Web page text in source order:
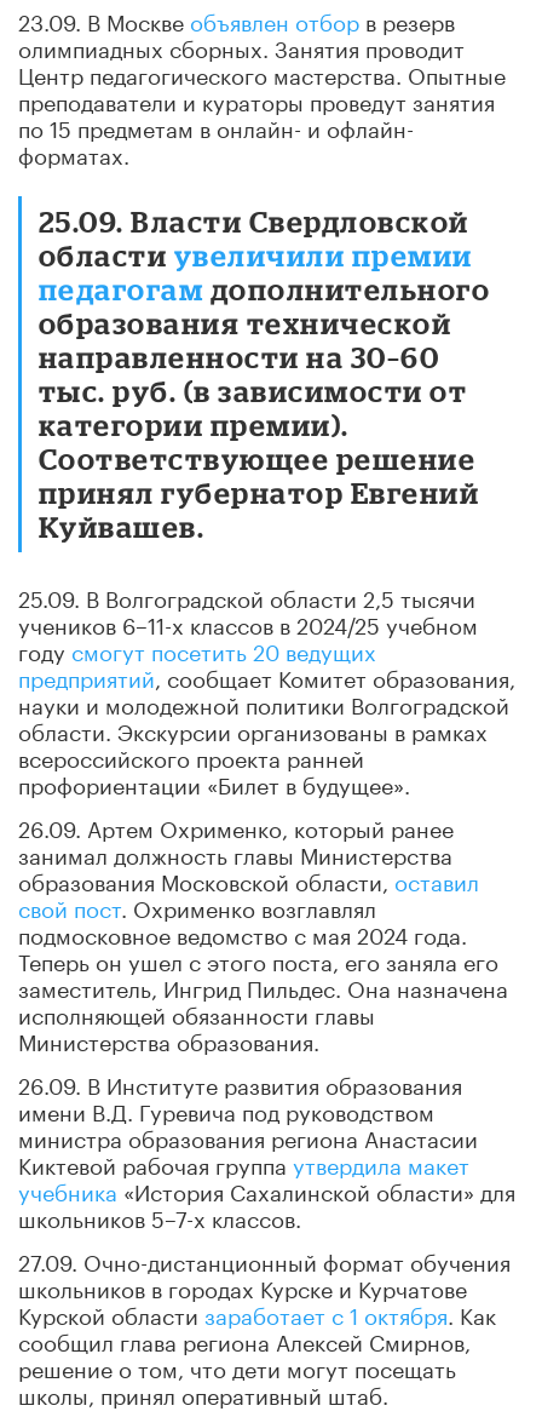
23.09. В Москве объявлен отбор в резерв
олимпиадных сборных. Занятия проводит
Центр педагогического мастерства. Опытные
преподаватели и кураторы проведут занятия
по 15 предметам в онлайн- и офлайн-
форматах.
25.09. Власти Свердловской
области увеличили премии
педагогам дополнительного
образования технической
направленности на 30–60
тыс. руб. (в зависимости от
категории премии).
Соответствующее решение
принял губернатор Евгений
Куйвашев.
25.09. В Волгоградской области 2,5 тысячи
учеников 6–11-х классов в 2024/25 учебном
году смогут посетить 20 ведущих
предприятий , сообщает Комитет образования,
науки и молодежной политики Волгоградской
области. Экскурсии организованы в рамках
всероссийского проекта ранней
профориентации «Билет в будущее».
26.09. Артем Охрименко, который ранее
занимал должность главы Министерства
образования Московской области, оставил
свой пост. Охрименко возглавлял
подмосковное ведомство с мая 2024 года.
Теперь он ушел с этого поста, его заняла его
заместитель, Ингрид Пильдес. Она назначена
исполняющей обязанности главы
Министерства образования.
26.09. В Институте развития образования
имени В.Д. Гуревича под руководством
министра образования региона Анастасии
Киктевой рабочая группа утвердила макет
учебника «История Сахалинской области» для
школьников 5–7-х классов.
27.09. Очно-дистанционный формат обучения
школьников в городах Курске и Курчатове
Курской области заработает с 1 октября . Как
сообщил глава региона Алексей Смирнов,
решение о том, что дети могут посещать
школы, принял оперативный штаб.